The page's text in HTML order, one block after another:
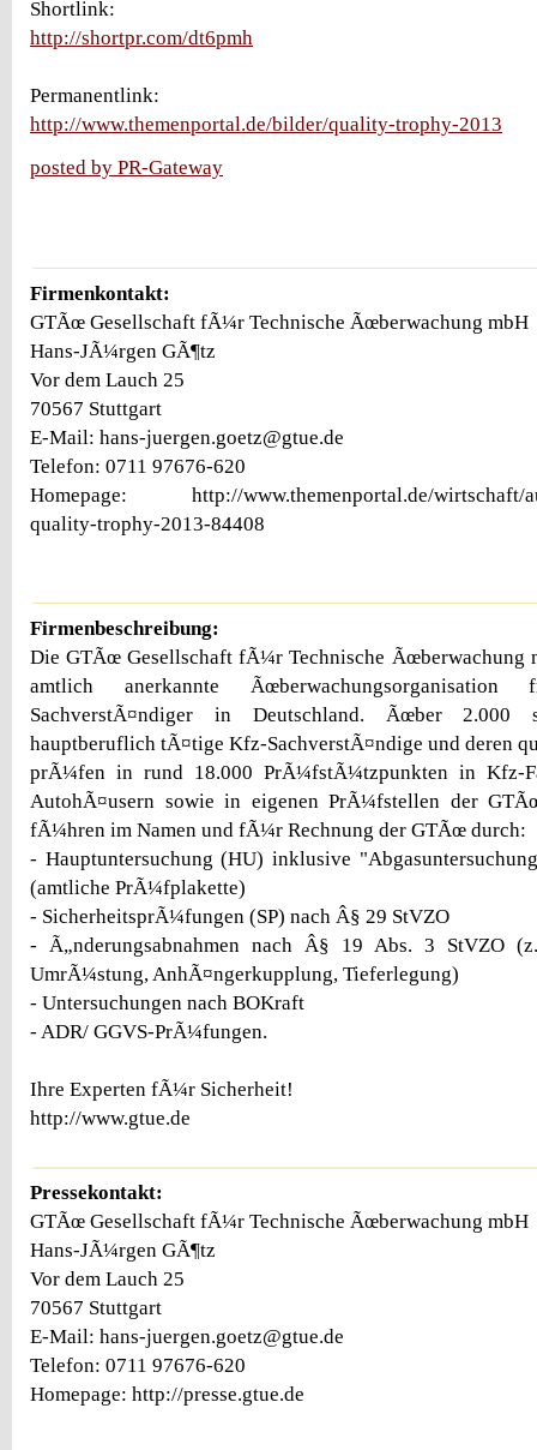
Shortlink:
http://shortpr.com/dt6pmh
Permanentlink:
http://www.themenportal.de/bilder/quality-trophy-2013
posted by PR-Gateway
Firmenkontakt:
GTÃœ Gesellschaft fÃ¼r Technische Ãœberwachung mbH
Hans-JÃ¼rgen GÃ¶tz
Vor dem Lauch 25
70567 Stuttgart
E-Mail: hans-juergen.goetz@gtue.de
Telefon: 0711 97676-620
Homepage: http://www.themenportal.de/wirtschaft/
quality-trophy-2013-84408
Firmenbeschreibung:
Die GTÃœ Gesellschaft fÃ¼r Technische Ãœberwachung
amtlich anerkannte Ãœberwachungsorganisation
SachverstÃ¤ndiger in Deutschland. Ãœber 2.000
hauptberuflich tÃ¤tige Kfz-SachverstÃ¤ndige und deren
prÃ¼fen in rund 18.000 PrÃ¼fstÃ¼tzpunkten in Kfz-
AutohÃ¤usern sowie in eigenen PrÃ¼fstellen der
fÃ¼hren im Namen und fÃ¼r Rechnung der GTÃœ durch:
- Hauptuntersuchung (HU) inklusive
(amtliche PrÃ¼fplakette)
- SicherheitsprÃ¼fungen (SP) nach Â§ 29 StVZO
- Ã„nderungsabnahmen nach Â§ 19 Abs. 3 StVZO
UmrÃ¼stung, AnhÃ¤ngerkupplung, Tieferlegung)
- Untersuchungen nach BOKraft
- ADR/ GGVS-PrÃ¼fungen.
Ihre Experten fÃ¼r Sicherheit!
http://www.gtue.de
Pressekontakt:
GTÃœ Gesellschaft fÃ¼r Technische Ãœberwachung mbH
Hans-JÃ¼rgen GÃ¶tz
Vor dem Lauch 25
70567 Stuttgart
E-Mail: hans-juergen.goetz@gtue.de
Telefon: 0711 97676-620
Homepage: http://presse.gtue.de